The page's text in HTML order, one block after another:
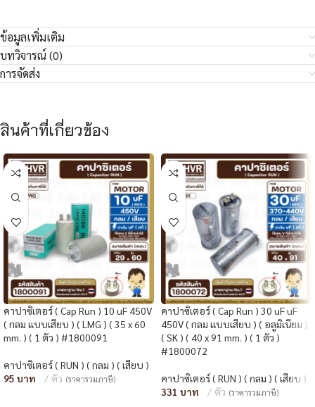
ข้อมูลเพิ่มเติม
บทวิจารณ์ (0)
การจัดส่ง
สินค้าที่เกี่ยวข้อง
คาปาซิเตอร์ ( Cap Run ) 10 uF 450V
( กลม แบบเสียบ ) ( LMG ) ( 35 x 60
mm. ) ( 1 ตัว ) #1800091
คาปาซิเตอร์ ( RUN ) ( กลม ) ( เสียบ )
95
ตัว (ราคารวมภาษี)
คาปาซิเตอร์ ( Cap Run ) 30 uF uF
450V ( กลม แบบเสียบ ) ( อลูมิเนียม )
( SK ) ( 40 x 91 mm. ) ( 1 ตัว )
#1800072
คาปาซิเตอร์ ( RUN ) ( กลม ) ( เสียบ )
331
ตัว (ราคารวมภาษี)